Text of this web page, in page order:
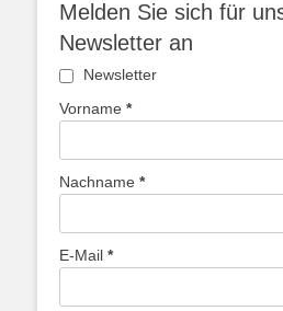
Melden Sie sich für
Newsletter an
Newsletter
Vorname *
Nachname *
E-Mail *